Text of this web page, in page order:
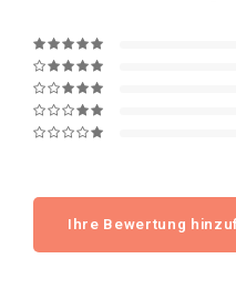
Ihre Bewertung